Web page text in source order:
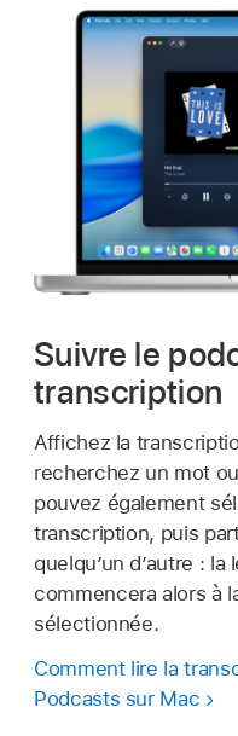
Suivre le
transcription
Affichez la
recherchez un mot
pouvez également
transcription, puis
quelqu’un d’autre :
commencera alors à
sélectionnée.
Comment lire la
Podcasts sur Mac